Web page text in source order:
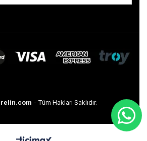
- Tüm Hakları Saklıdır.